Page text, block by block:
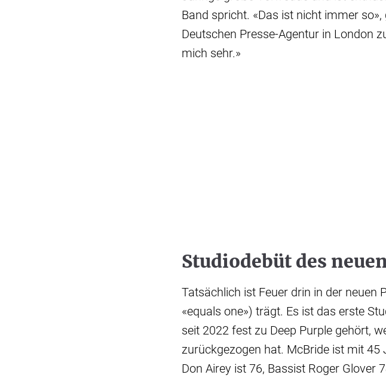
Band spricht. «Das ist nicht immer
Deutschen Presse-Agentur in London
mich sehr.»
Studiodebüt des
Tatsächlich ist Feuer drin in der neuen
«equals one») trägt. Es ist das erste
seit 2022 fest zu Deep Purple gehört,
zurückgezogen hat. McBride ist mit
Don Airey ist 76, Bassist Roger Glover